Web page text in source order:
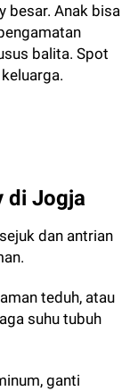
besar. Anak bisa
balita. Spot
di Jogja
dan antrian
teduh, atau
suhu tubuh
ganti